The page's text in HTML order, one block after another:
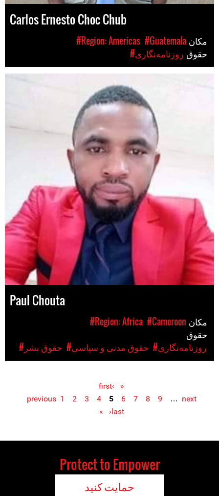
Carlos Ernesto Choc Chub
#Region: Americas #Guatemala
#روزنامه‌نگاری
Paul Chouta
#Region: Africa #Cameroon
#حقوق بشر
#حقوق مدنی و سیاسی #روزنامه‌نگاری
Pages
« first
‹
previous 1 2 3 4 5 6 7 8 9 … next
›last »
Protect to Empower
حمایت کنید